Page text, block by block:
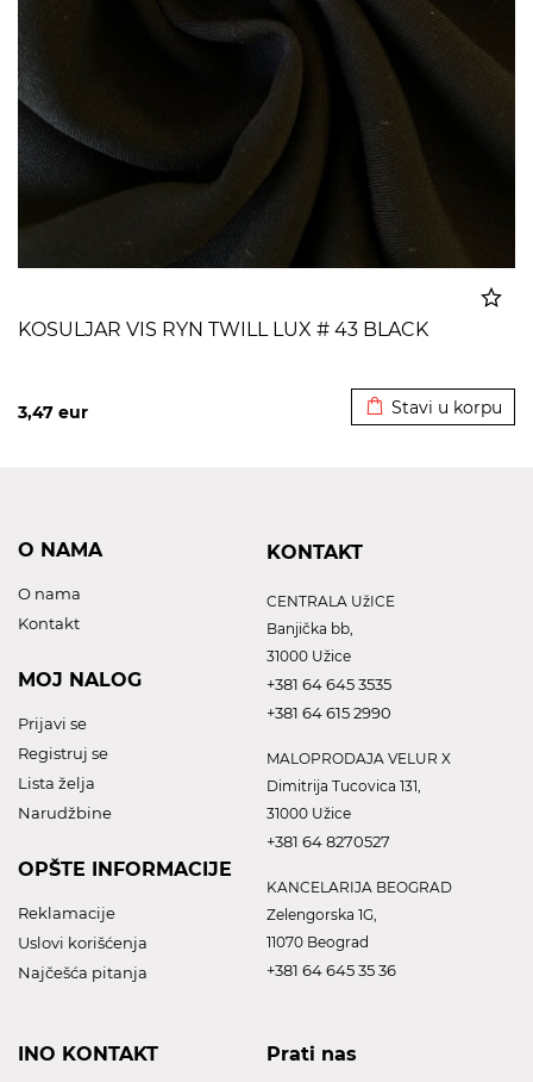
KOSULJAR VIS RYN TWILL LUX # 43 BLACK
3,47 eur Stavi u korpu
O NAMA
O nama
Kontakt
MOJ NALOG
Prijavi se
Registruj se
Lista želja
Narudžbine
OPŠTE INFORMACIJE
Reklamacije
Uslovi korišćenja
Najčešća pitanja
KONTAKT
CENTRALA UžICE
Banjička bb,
31000 Užice
+381 64 645 3535
+381 64 615 2990
MALOPRODAJA VELUR X
Dimitrija Tucovica 131,
31000 Užice
+381 64 8270527
KANCELARIJA BEOGRAD
Zelengorska 1G,
11070 Beograd
+381 64 645 35 36
INO KONTAKT Prati nas